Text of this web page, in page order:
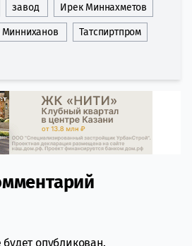
завод Ирек Миннахметов
Минниханов Татспиртпром
опубликован.